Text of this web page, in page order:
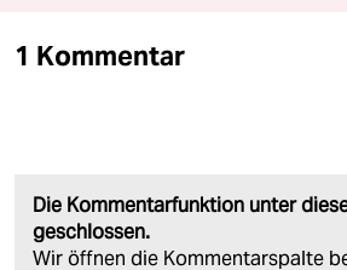
1 Kommentar
Die Kommentarfunktion unter
geschlossen.
Wir öffnen die Kommentarspalte